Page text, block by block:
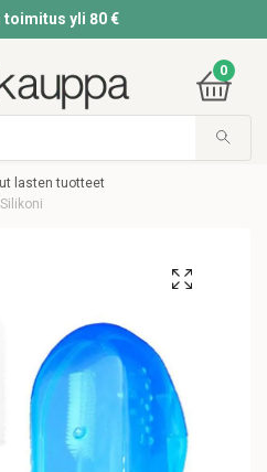
toimitus yli 80 €
0
lasten tuotteet